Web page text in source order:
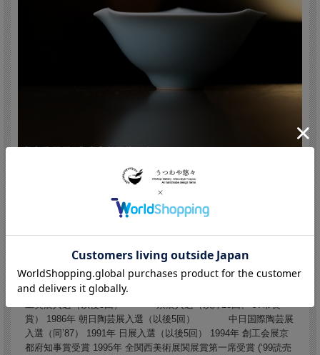
市川博一/Hirokazu Ichikawa
(Japan,Kyoto 1959 - )
1959年 京都生まれ 1982年 京都市立芸術大学卒業 1983年 京都府
賞） 1986年 朝日陶芸展入選（以後5回） 中日国際陶芸展
入選（同’87） 1991年 日展入選（以後5回） 1994年 創工会展京
都府知事賞受賞 1995年 全関西美術展関展賞第一席受賞 (‘99読売